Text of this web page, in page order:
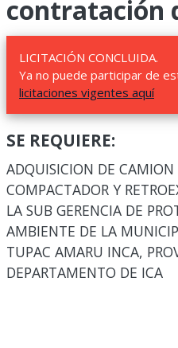
contratación
LICITACIÓN CONCLUIDA.
Ya no puede participar de
licitaciones vigentes aquí
SE REQUIERE:
ADQUISICION DE
COMPACTADOR Y
LA SUB GERENCIA DE
AMBIENTE DE LA
TUPAC AMARU INCA,
DEPARTAMENTO DE ICA